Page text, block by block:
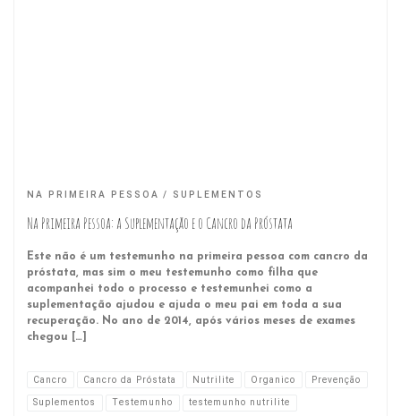
NA PRIMEIRA PESSOA SUPLEMENTOS
Na Primeira Pessoa: a Suplementação e o Cancro da Próstata
Este não é um testemunho na primeira pessoa com cancro da
próstata, mas sim o meu testemunho como filha que
acompanhei todo o processo e testemunhei como a
suplementação ajudou e ajuda o meu pai em toda a sua
recuperação. No ano de 2014, após vários meses de exames
chegou […]
Cancro Cancro da Próstata Nutrilite Organico
Prevenção
Suplementos
Testemunho testemunho nutrilite